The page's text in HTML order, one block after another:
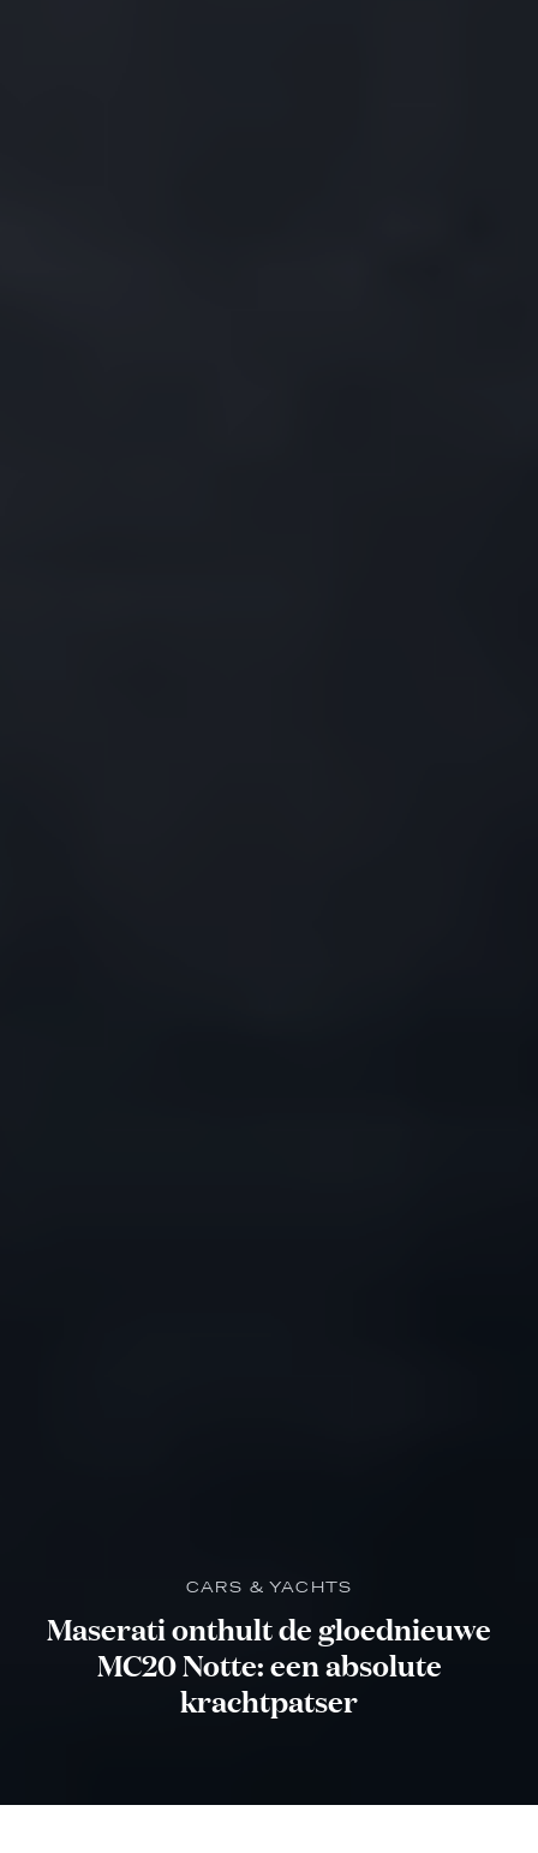
CARS & YACHTS
Maserati onthult de gloednieuwe
MC20 Notte: een absolute
krachtpatser